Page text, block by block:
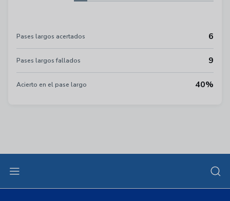
Pases largos acertados 6
Pases largos fallados 9
Acierto en el pase largo 40%